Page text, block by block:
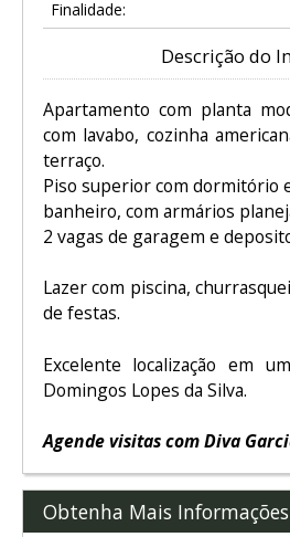
Finalidade:
Descrição do
Apartamento com planta
com lavabo, cozinha
terraço.
Piso superior com dormitório
banheiro, com armários
2 vagas de garagem e
Lazer com piscina,
de festas.
Excelente localização em
Domingos Lopes da Silva.
Agende visitas com Diva
Obtenha Mais Informações